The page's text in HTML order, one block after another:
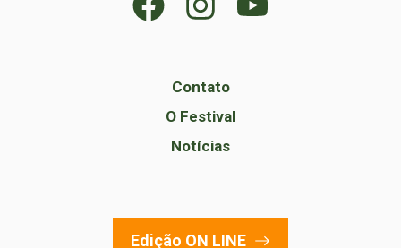
Contato
O Festival
Notícias
Edição ON LINE